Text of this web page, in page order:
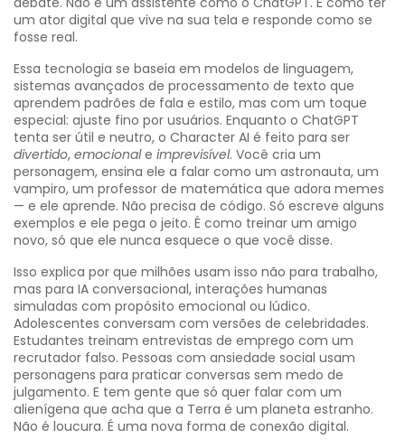
um ator digital que vive na sua tela e responde como se
fosse real.
Essa tecnologia se baseia em modelos de linguagem,
sistemas avançados de processamento de texto que
aprendem padrões de fala e estilo, mas com um toque
especial: ajuste fino por usuários. Enquanto o ChatGPT
tenta ser útil e neutro, o Character AI é feito para ser
divertido, emocionale imprevisível. Você cria um
personagem, ensina ele a falar como um astronauta, um
vampiro, um professor de matemática que adora memes
— e ele aprende. Não precisa de código. Só escreve alguns
exemplos e ele pega o jeito. É como treinar um amigo
novo, só que ele nunca esquece o que você disse.
Isso explica por que milhões usam isso não para trabalho,
mas para IA conversacional, interações humanas
simuladas com propósito emocional ou lúdico.
Adolescentes conversam com versões de celebridades.
Estudantes treinam entrevistas de emprego com um
recrutador falso. Pessoas com ansiedade social usam
personagens para praticar conversas sem medo de
julgamento. E tem gente que só quer falar com um
alienígena que acha que a Terra é um planeta estranho.
Não é loucura. É uma nova forma de conexão digital.